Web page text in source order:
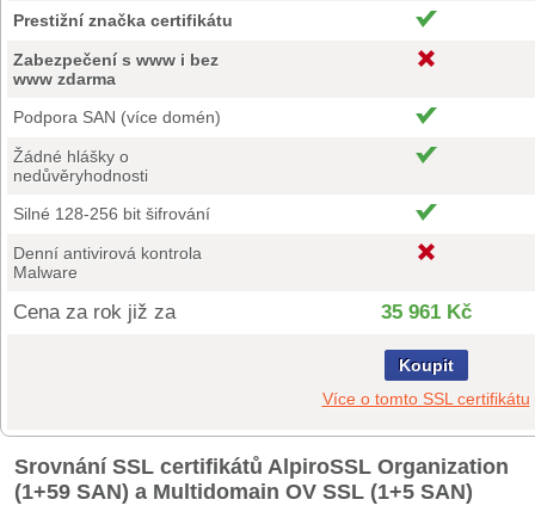
Prestižní značka certifikátu
Zabezpečení s www i bez
www zdarma
Podpora SAN (více domén)
Žádné hlášky o
nedůvěryhodnosti
Silné 128-256 bit šifrování
Denní antivirová kontrola
Malware
Cena za rok již za 35 961 Kč
Koupit
Více o tomto SSL certifikátu
Srovnání SSL certifikátů AlpiroSSL Organization
(1+59 SAN) a Multidomain OV SSL (1+5 SAN)